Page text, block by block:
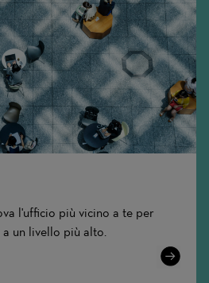
l'ufficio più vicino a te per
un livello più alto.
Learn